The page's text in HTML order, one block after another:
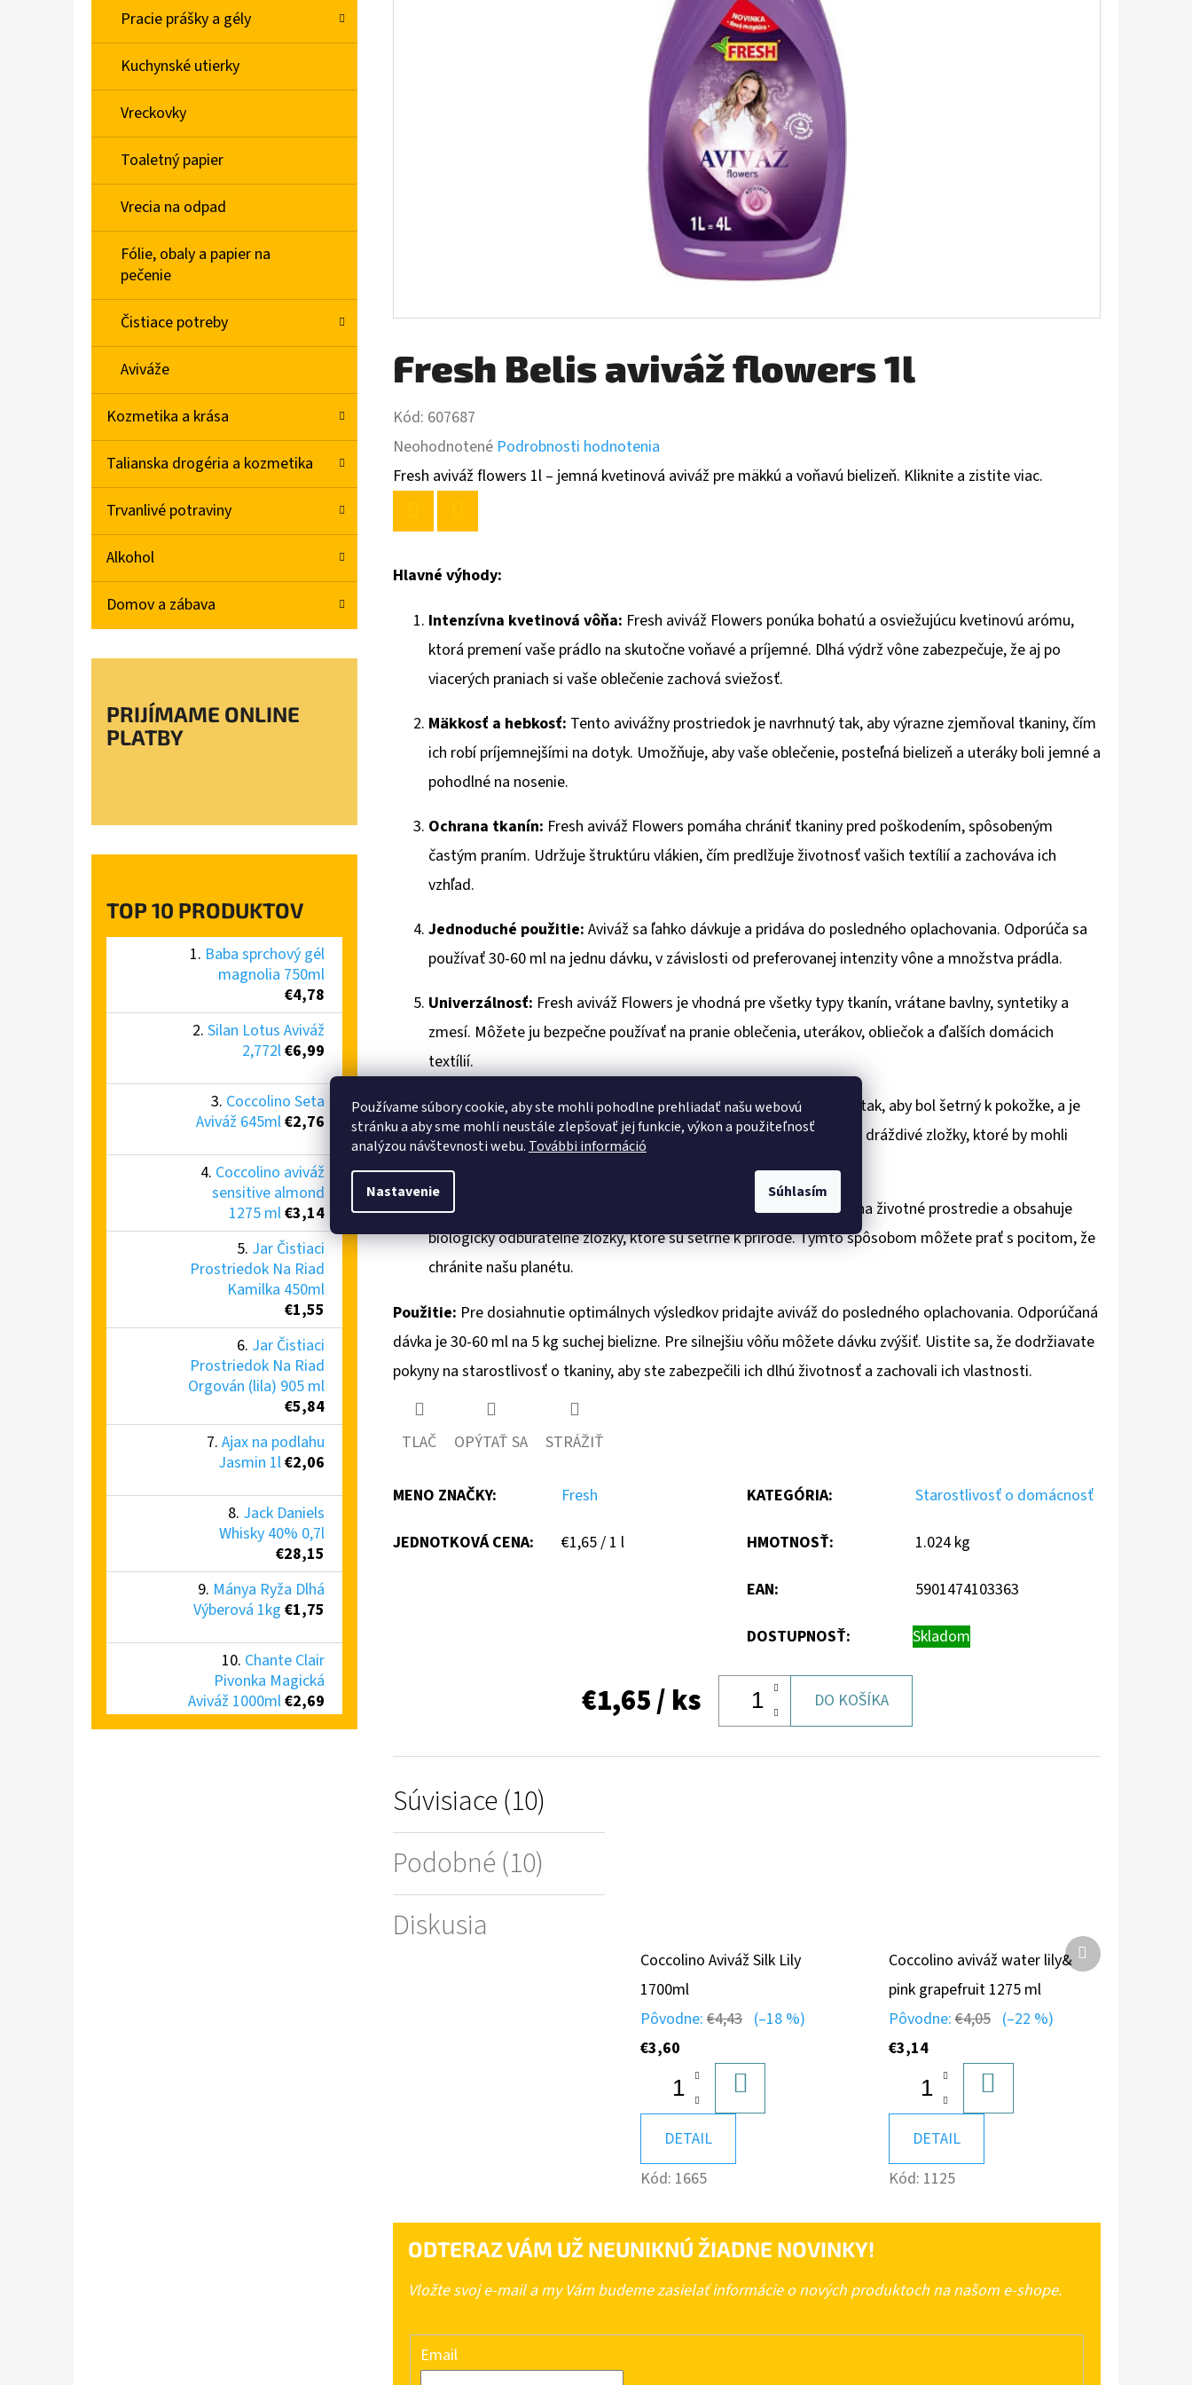
Používame súbory cookie, aby ste mohli pohodlne prehliadať našu webovú
stránku a aby sme mohli neustále zlepšovať jej funkcie, výkon a použiteľnosť
analýzou návštevnosti webu. További információ
Nastavenie Súhlasím
Pracie prášky a gély
Kuchynské utierky
Vreckovky
Toaletný papier
Vrecia na odpad
Fólie, obaly a papier na
pečenie
Čistiace potreby
Aviváže
Kozmetika a krása
Talianska drogéria a kozmetika
Trvanlivé potraviny
Alkohol
Domov a zábava
PRIJÍMAME ONLINE
PLATBY
TOP 10 PRODUKTOV
Baba sprchový gél
magnolia 750ml
€4,78
Silan Lotus Aviváž
2,772l€6,99
Coccolino Seta
Aviváž 645ml€2,76
Coccolino aviváž
sensitive almond
1275 ml€3,14
Jar Čistiaci
Prostriedok Na Riad
Kamilka 450ml
€1,55
Jar Čistiaci
Prostriedok Na Riad
Orgován (lila) 905 ml
€5,84
Ajax na podlahu
Jasmin 1l€2,06
Jack Daniels
Whisky 40% 0,7l
€28,15
Mánya Ryža Dlhá
Výberová 1kg €1,75
Chante Clair
Pivonka Magická
Aviváž 1000ml€2,69
Fresh Belis aviváž flowers 1l
Kód: 607687
Priemerné
hodnotenie
je
hviezdičiek.
Neohodnotené Podrobnosti hodnotenia
Fresh aviváž flowers 1l – jemná kvetinová aviváž pre mäkkú a voňavú bielizeň. Kliknite a zistite viac.
Hlavné výhody:
Intenzívna kvetinová vôňa: Fresh aviváž Flowers ponúka bohatú a osviežujúcu kvetinovú arómu,
ktorá premení vaše prádlo na skutočne voňavé a príjemné. Dlhá výdrž vône zabezpečuje, že aj po
viacerých praniach si vaše oblečenie zachová sviežosť.
Mäkkosť a hebkosť: Tento avivážny prostriedok je navrhnutý tak, aby výrazne zjemňoval tkaniny, čím
ich robí príjemnejšími na dotyk. Umožňuje, aby vaše oblečenie, posteľná bielizeň a uteráky boli jemné a
pohodlné na nosenie.
Ochrana tkanín: Fresh aviváž Flowers pomáha chrániť tkaniny pred poškodením, spôsobeným
častým praním. Udržuje štruktúru vlákien, čím predlžuje životnosť vašich textílií a zachováva ich
vzhľad.
Jednoduché použitie: Aviváž sa ľahko dávkuje a pridáva do posledného oplachovania. Odporúča sa
používať 30-60 ml na jednu dávku, v závislosti od preferovanej intenzity vône a množstva prádla.
Univerzálnosť: Fresh aviváž Flowers je vhodná pre všetky typy tkanín, vrátane bavlny, syntetiky a
zmesí. Môžete ju bezpečne používať na pranie oblečenia, uterákov, obliečok a ďalších domácich
textílií.
Šetrnosť k pokožke:Tento avivážny prostriedok je formulovaný tak, aby bol šetrný k pokožke, a je
ideálny pre rodiny s deťmi a citlivou pokožkou. Neobsahuje žiadne dráždivé zložky, ktoré by mohli
spôsobiť alergické reakcie.
Ekologické zloženie:
Fresh aviváž Flowers sa vyrába s ohľadom na životné prostredie a obsahuje
biologicky odbúrateľné zložky, ktoré sú šetrné k prírode. Týmto spôsobom môžete prať s pocitom, že
chránite našu planétu.
Použitie: Pre dosiahnutie optimálnych výsledkov pridajte aviváž do posledného oplachovania. Odporúčaná
dávka je 30-60 ml na 5 kg suchej bielizne. Pre silnejšiu vôňu môžete dávku zvýšiť. Uistite sa, že dodržiavate
pokyny na starostlivosť o tkaniny, aby ste zabezpečili ich dlhú životnosť a zachovali ich vlastnosti.
TLAČ OPÝTAŤ SA STRÁŽIŤ
MENO ZNAČKY: Fresh
JEDNOTKOVÁ CENA:
Jednotková
€1,65 / 1 l
KATEGÓRIA: Starostlivosť o domácnosť
HMOTNOSŤ: 1.024 kg
EAN: 5901474103363
DOSTUPNOSŤ: Skladom
€1,65/ ks DO KOŠÍKA
Súvisiace (10)
Podobné (10)
Diskusia
Coccolino Aviváž Silk Lily
1700ml
Pôvodne:€4,43 (–18 %)
€3,60
KOŠÍKA
DETAIL
Kód: 1665
Coccolino aviváž water lily&
pink grapefruit 1275 ml
Pôvodne:€4,05 (–22 %)
€3,14
KOŠÍKA
DETAIL
Kód: 1125
Ďalší
produkt
ODTERAZ VÁM UŽ NEUNIKNÚ ŽIADNE NOVINKY!
Vložte svoj e-mail a my Vám budeme zasielať informácie o nových produktoch na našom e-shope.
Email
BABA SPRCHOVÝ GÉL MAGNOLIA 750ML
€4,78
COCCOLINO SETA AVIVÁŽ 645ML
€2,76
Pôvodne:€3,25